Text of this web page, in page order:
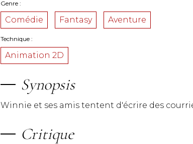
Genre
Comédie Fantasy Aventure
Technique
Animation 2D
Synopsis
Winnie et ses amis tentent d'écrire des
Critique